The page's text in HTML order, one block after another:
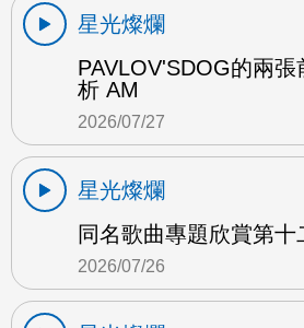
星光燦爛
PAVLOV'SDOG的兩
析 AM
2026/07/27
星光燦爛
同名歌曲專題欣賞第十
2026/07/26